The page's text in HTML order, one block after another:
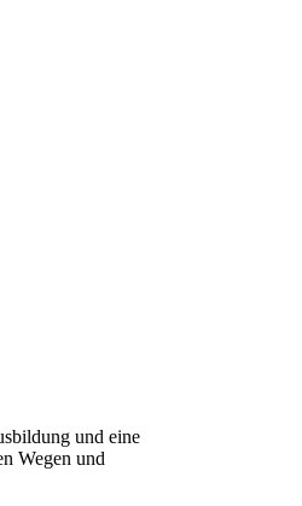
und eine
Wegen und